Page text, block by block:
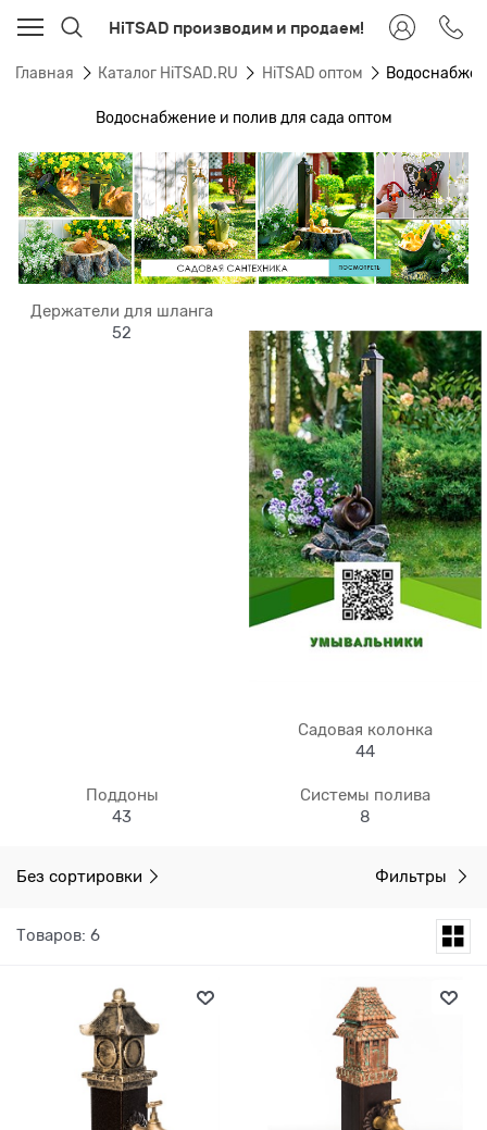
HiTSAD производим и продаем!
Главная Каталог HiTSAD.RU HiTSAD оптом
Водоснабжение и полив для сада оптом
Держатели для шланга
52
Садовая колонка
44
Поддоны
43
Системы полива
8
Без сортировки Фильтры
Товаров: 6